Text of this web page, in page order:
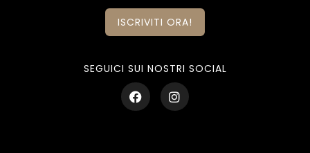
ISCRIVITI ORA!
SEGUICI SUI NOSTRI SOCIAL